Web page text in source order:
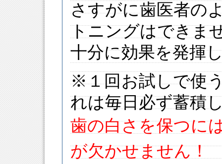
さすがに歯医者の
トニングはできま
十分に効果を発揮
※１回お試しで使
れは毎日必ず蓄積
歯の白さを保つに
が欠かせません！